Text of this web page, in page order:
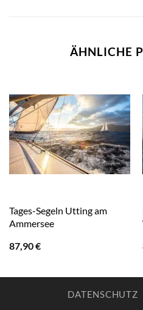
ÄHNLICHE
Tages-Segeln Utting am
Ammersee
87,90€
DATENSCHUTZ